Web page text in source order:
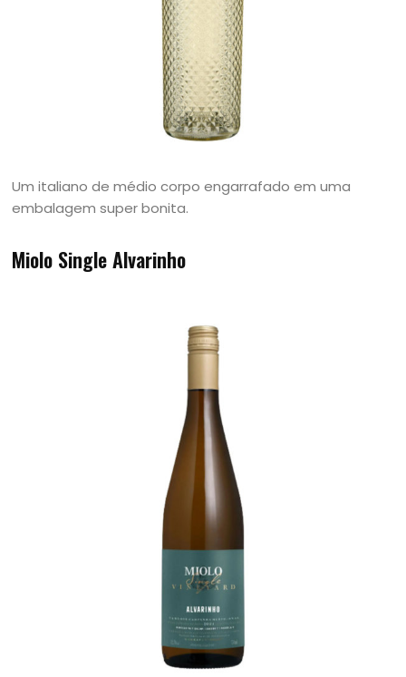
Um italiano de médio corpo engarrafado em uma
embalagem super bonita.
Miolo Single Alvarinho